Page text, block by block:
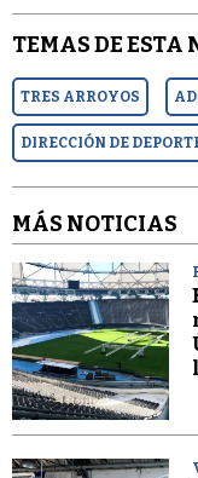
TEMAS DE ESTA
TRES ARROYOS
DIRECCIÓN DE
MÁS NOTICIAS